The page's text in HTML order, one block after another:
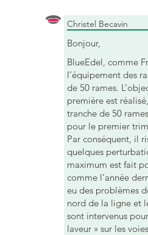
Christel Becavin
Bonjour,
BlueEdel, comme
l’équipement des
de 50 rames.
première est
tranche de 50
pour le premier
Par conséquent, il
quelques
maximum est fait
comme l’année
eu des problèmes
nord de la ligne et
sont intervenus
laveur » sur les